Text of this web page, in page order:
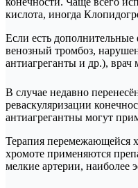
кислота, иногда
Если есть
венозный тромбоз,
антиагреганты и др.), врач
В случае недавно
реваскуляризации
антиагрегантны могут
Терапия перемежающейся
хромоте применяются
мелкие артерии, наиболее